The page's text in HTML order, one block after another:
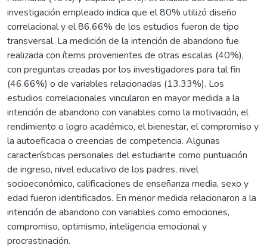
investigación empleado indica que el 80% utilizó diseño
correlacional y el 86.66% de los estudios fueron de tipo
transversal. La medición de la intención de abandono fue
realizada con ítems provenientes de otras escalas (40%),
con preguntas creadas por los investigadores para tal fin
(46.66%) o de variables relacionadas (13.33%). Los
estudios correlacionales vincularon en mayor medida a la
intención de abandono con variables como la motivación, el
rendimiento o logro académico, el bienestar, el compromiso y
la autoeficacia o creencias de competencia. Algunas
características personales del estudiante como puntuación
de ingreso, nivel educativo de los padres, nivel
socioeconómico, calificaciones de enseñanza media, sexo y
edad fueron identificados. En menor medida relacionaron a la
intención de abandono con variables como emociones,
compromiso, optimismo, inteligencia emocional y
procrastinación.